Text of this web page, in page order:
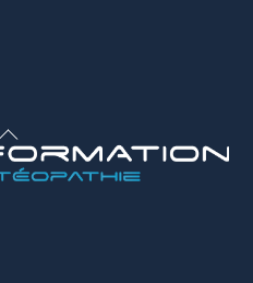
Back
To
Top